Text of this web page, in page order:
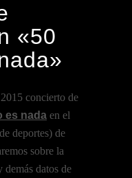
«50
concierto de
es nada en el
deportes) de
sobre la
demás datos de